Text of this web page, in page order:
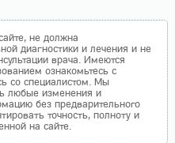
не должна
диагностики и лечения и не
врача. Имеются
ознакомьтесь с
со специалистом. Мы
любые изменения и
без предварительного
точность, полноту и
на сайте.